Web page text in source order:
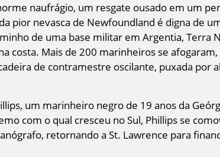
naufrágio, um resgate ousado em um
pior nevasca de Newfoundland é digna de
de uma base militar em Argentia, Terra
costa. Mais de 200 marinheiros se
de contramestre oscilante, puxada por
um marinheiro negro de 19 anos da
com o qual cresceu no Sul, Phillips se
retornando a St. Lawrence para